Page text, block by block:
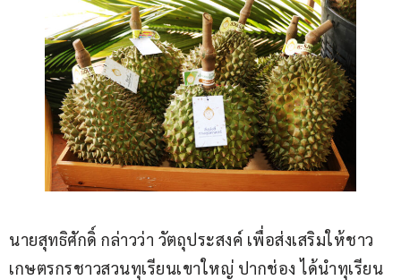
นายสุทธิศักดิ์ กล่าวว่า วัตถุประสงค์ เพื่อส่งเสริมให้ชาว
เกษตรกรชาวสวนทุเรียนเขาใหญ่ ปากช่อง ได้นำทุเรียน